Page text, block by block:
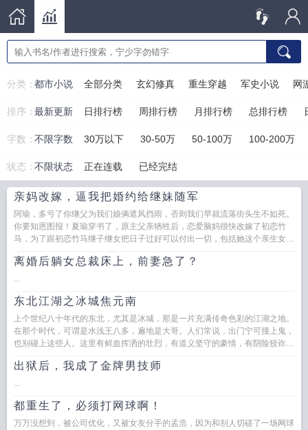
分类： 全部分类 玄幻修真 重生穿越
都市小说 军史小说 网
排序： 日排行榜 周排行榜 月排行榜 总排行榜
最新更新
字数：不限字数 30万以下 30-50万 50-100万 100-200万
状态：不限状态 正在连载 已经完结
亲妈改嫁，逼我把婚约给继妹随军
阿瑜，多亏了你继父为我们娘俩遮风挡雨，否则我们早就流落街头生不如死。
你要知恩图报！夏瑜穿书了，原主父亲牺牲后，恋爱脑妈很快改嫁了初恋竹
马，为了跟初恋竹马继子继女把日子过好可以付出一切，包括她这个亲生女
离婚后躺女总裁床上，前妻急了？
...
东北江湖之冰城焦元南
上个世纪八十年代的东北，尤其是冰城，那是一片充满传奇色彩的江湖之地。
在那个时代，可谓是水浅王八多，遍地是大哥。人们常说，出门宁可撞上鬼，
也别碰上这些人。这里有鲜血挥洒的壮烈，有道义坚守的豪情，有阴险狡诈的
出狱后，我成了金牌男技师
...
都重生了，必须打网球啊！
万万没想到，被公司优化，又被女友分手的孟浩，因为和别人切磋了一场网球